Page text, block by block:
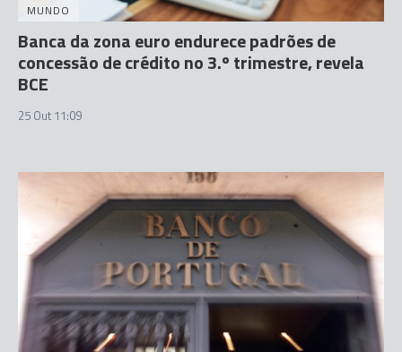
MUNDO
Banca da zona euro endurece padrões de
concessão de crédito no 3.º trimestre, revela
BCE
25 Out 11:09